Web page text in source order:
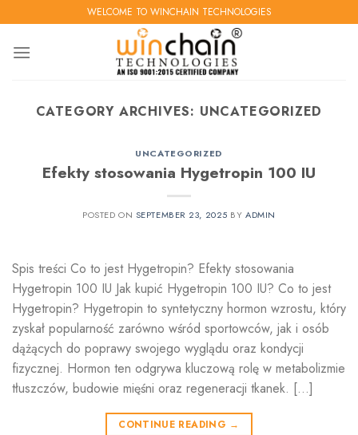
to
content
WELCOME TO WINCHAIN TECHNOLOGIES
CATEGORY ARCHIVES: UNCATEGORIZED
UNCATEGORIZED
Efekty stosowania Hygetropin 100 IU
POSTED ON SEPTEMBER 23, 2025 BYADMIN
Spis treści Co to jest Hygetropin? Efekty stosowania
Hygetropin 100 IU Jak kupić Hygetropin 100 IU? Co to jest
Hygetropin? Hygetropin to syntetyczny hormon wzrostu, który
zyskał popularność zarówno wśród sportowców, jak i osób
dążących do poprawy swojego wyglądu oraz kondycji
fizycznej. Hormon ten odgrywa kluczową rolę w metabolizmie
tłuszczów, budowie mięśni oraz regeneracji tkanek. […]
CONTINUE READING →